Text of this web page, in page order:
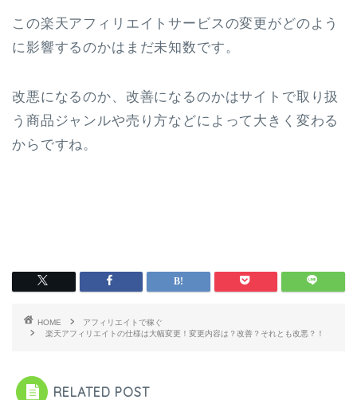
この楽天アフィリエイトサービスの変更がどのよう
に影響するのかはまだ未知数です。
改悪になるのか、改善になるのかはサイトで取り扱
う商品ジャンルや売り方などによって大きく変わる
からですね。
HOME
アフィリエイトで稼ぐ
楽天アフィリエイトの仕様は大幅変更！変更内容は？改善？それとも改悪？！
RELATED POST